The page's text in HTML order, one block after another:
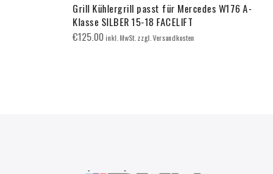
Grill Kühlergrill passt für Mercedes W176 A-
Klasse SILBER 15-18 FACELIFT
€125.00inkl. MwSt. zzgl. Versandkosten